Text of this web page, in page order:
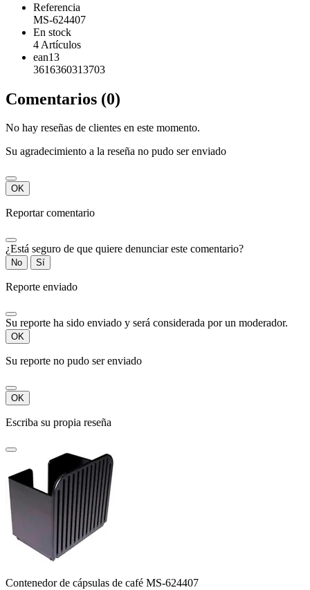
Referencia
MS-624407
En stock
4 Artículos
ean13
3616360313703
Comentarios (0)
No hay reseñas de clientes en este momento.
Su agradecimiento a la reseña no pudo ser enviado
OK
Reportar comentario
¿Está seguro de que quiere denunciar este comentario?
No Sí
Reporte enviado
Su reporte ha sido enviado y será considerada por un moderador.
OK
Su reporte no pudo ser enviado
OK
Escriba su propia reseña
Contenedor de cápsulas de café MS-624407